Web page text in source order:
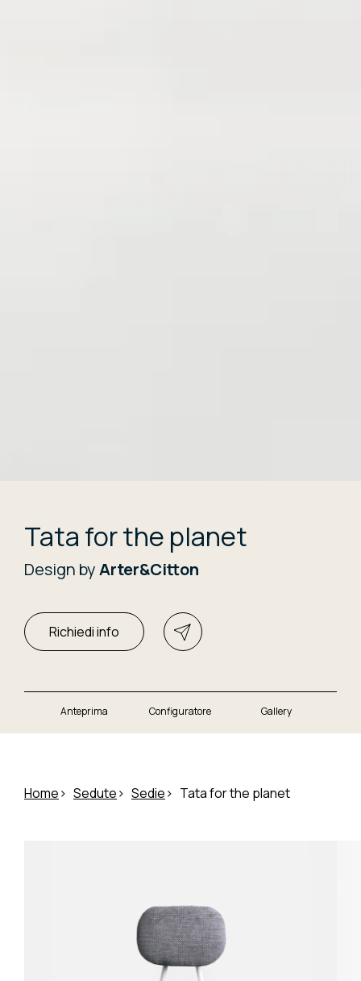
Tata for the planet
Design byArter&Citton
Richiedi info
Anteprima Configuratore Gallery
Home Sedute Sedie Tata for the planet